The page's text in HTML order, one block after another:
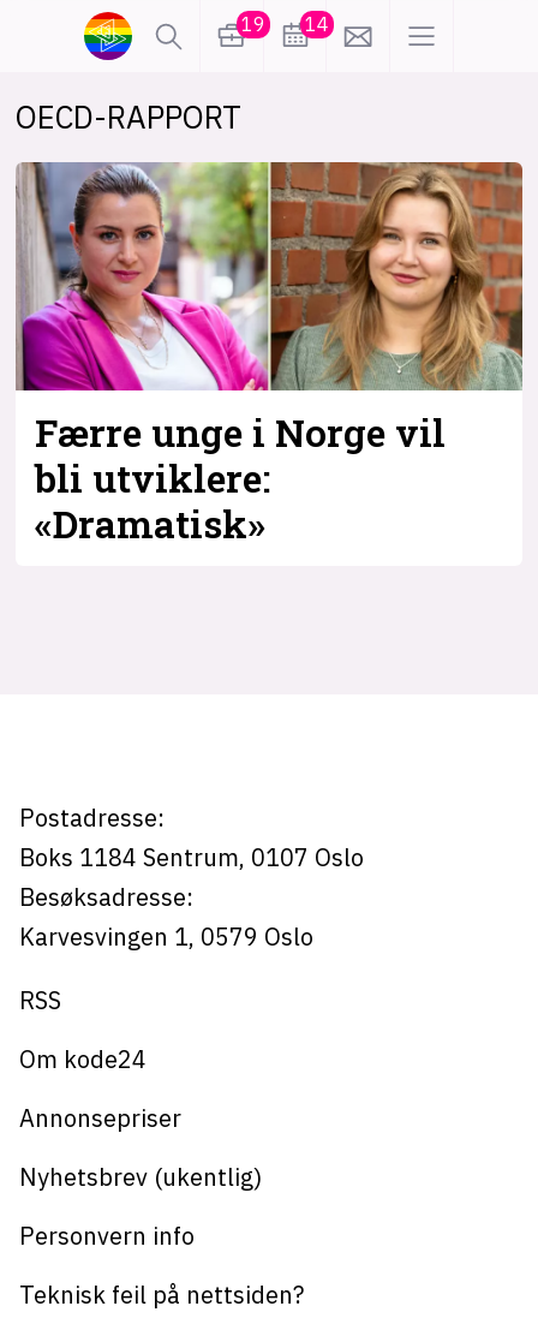
19 14
OECD-RAPPORT
Færre unge i Norge vil
bli utviklere:
«Dramatisk»
lønn
karriere
meninger
utdanning sikkerhet
kontor
frontend
backend
apputvikling
tilgjengelighet
ukas koder
hobby
LinkedIn
Bluesky
Facebook
annonseguide
suksesshistorier
Postadresse:
Boks 1184 Sentrum, 0107 Oslo
Besøksadresse:
Karvesvingen 1, 0579 Oslo
RSS
Om kode24
Annonsepriser
Nyhetsbrev (ukentlig)
Personvern info
Teknisk feil på nettsiden?